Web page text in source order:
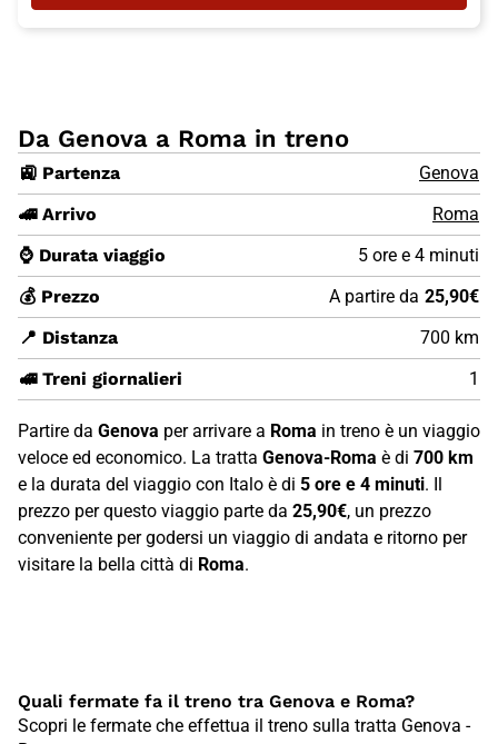
Da Genova a Roma in treno
🚉 Partenza
Genova
🚄 Arrivo
Roma
⌚ Durata viaggio
5 ore e 4 minuti
💰 Prezzo
A partire da 25,90€
📍 Distanza
700 km
🚅 Treni giornalieri
1
Partire da Genova per arrivare a Roma in treno è un viaggio
veloce ed economico. La tratta Genova-Roma è di 700 km
e la durata del viaggio con Italo è di 5 ore e 4 minuti. Il
prezzo per questo viaggio parte da 25,90€, un prezzo
conveniente per godersi un viaggio di andata e ritorno per
visitare la bella città di Roma.
Quali fermate fa il treno tra Genova e Roma?
Scopri le fermate che effettua il treno sulla tratta Genova -